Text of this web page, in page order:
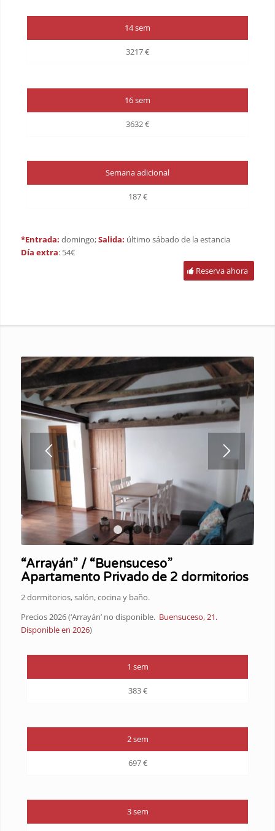
14 sem
3217 €
16 sem
3632 €
Semana adicional
187 €
*Entrada: domingo;Salida: último sábado de la estancia
Día extra: 54€
Reserva ahora
2 3 4 5
“Arrayán” / “Buensuceso”
Apartamento Privado de 2 dormitorios
2 dormitorios, salón, cocina y baño.
Precios 2026 (‘Arrayán’ no disponible. Buensuceso, 21.
Disponible en 2026)
1 sem
383 €
2 sem
697 €
3 sem